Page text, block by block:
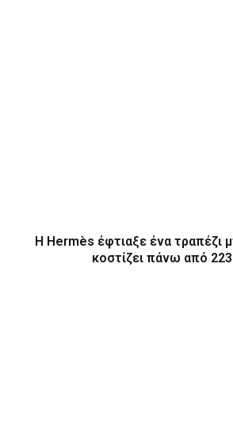
Η Hermès έφτιαξε ένα τραπέζι
κοστίζει πάνω από